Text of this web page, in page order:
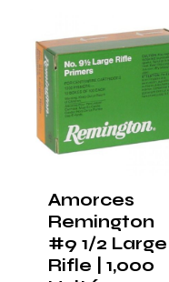
Amorces
Remington
#9 1/2 Large
Rifle | 1,000